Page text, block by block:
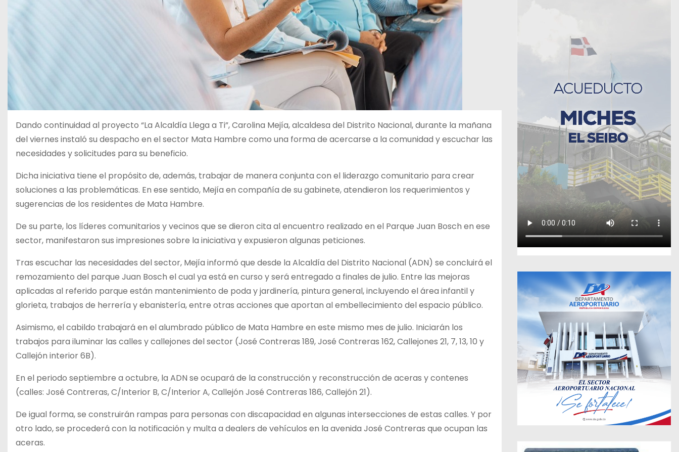
Dando continuidad al proyecto “La Alcaldía Llega a Ti”, Carolina Mejía, alcaldesa del Distrito Nacional, durante la mañana
del viernes instaló su despacho en el sector Mata Hambre como una forma de acercarse a la comunidad y escuchar las
necesidades y solicitudes para su beneficio.
Dicha iniciativa tiene el propósito de, además, trabajar de manera conjunta con el liderazgo comunitario para crear
soluciones a las problemáticas. En ese sentido, Mejía en compañía de su gabinete, atendieron los requerimientos y
sugerencias de los residentes de Mata Hambre.
De su parte, los líderes comunitarios y vecinos que se dieron cita al encuentro realizado en el Parque Juan Bosch en ese
sector, manifestaron sus impresiones sobre la iniciativa y expusieron algunas peticiones.
Tras escuchar las necesidades del sector, Mejía informó que desde la Alcaldía del Distrito Nacional (ADN) se concluirá el
remozamiento del parque Juan Bosch el cual ya está en curso y será entregado a finales de julio. Entre las mejoras
aplicadas al referido parque están mantenimiento de poda y jardinería, pintura general, incluyendo el área infantil y
glorieta, trabajos de herrería y ebanistería, entre otras acciones que aportan al embellecimiento del espacio público.
Asimismo, el cabildo trabajará en el alumbrado público de Mata Hambre en este mismo mes de julio. Iniciarán los
trabajos para iluminar las calles y callejones del sector (José Contreras 189, José Contreras 162, Callejones 21, 7, 13, 10 y
Callejón interior 6B).
En el periodo septiembre a octubre, la ADN se ocupará de la construcción y reconstrucción de aceras y contenes
(calles: José Contreras, C/Interior B, C/Interior A, Callejón José Contreras 186, Callejón 21).
De igual forma, se construirán rampas para personas con discapacidad en algunas intersecciones de estas calles. Y por
otro lado, se procederá con la notificación y multa a dealers de vehículos en la avenida José Contreras que ocupan las
aceras.